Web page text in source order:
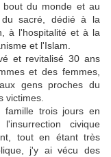
du monde et au
du sacré, dédié à la
à l'hospitalité et à la
et l'Islam.
et revitalisé 30 ans
et des femmes,
gens proches du
victimes.
trois jours en
civique
tout en étant très
j'y ai vécu des